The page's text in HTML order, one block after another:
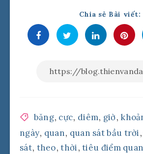
Chia sẻ Bài viết:
băng, cực, diêm, giờ,
ngày, quan, quan sát bầu trời,
sát, theo,thời,tiêu điểm